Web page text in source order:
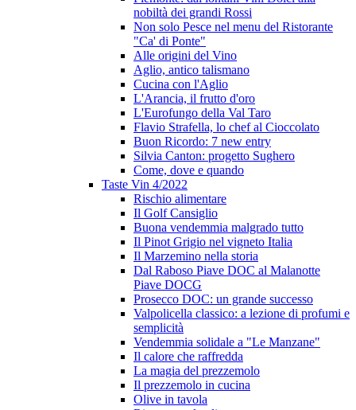
nobiltà dei grandi Rossi
Non solo Pesce nel menu del Ristorante
"Ca' di Ponte"
Alle origini del Vino
Aglio, antico talismano
Cucina con l'Aglio
L'Arancia, il frutto d'oro
L'Eurofungo della Val Taro
Flavio Strafella, lo chef al Cioccolato
Buon Ricordo: 7 new entry
Silvia Canton: progetto Sughero
Come, dove e quando
Taste Vin 4/2022
Rischio alimentare
Il Golf Cansiglio
Buona vendemmia malgrado tutto
Il Pinot Grigio nel vigneto Italia
Il Marzemino nella storia
Dal Raboso Piave DOC al Malanotte
Piave DOCG
Prosecco DOC: un grande successo
Valpolicella classico: a lezione di profumi e
semplicità
Vendemmia solidale a "Le Manzane"
Il calore che raffredda
La magia del prezzemolo
Il prezzemolo in cucina
Olive in tavola